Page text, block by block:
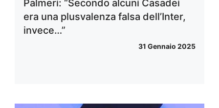
Palmeri: “Secondo alcuni Casadei
era una plusvalenza falsa dell’Inter,
invece…”
31 Gennaio 2025